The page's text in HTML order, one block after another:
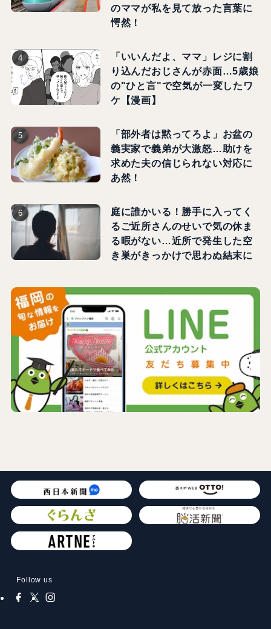
のママが私を見て放った言葉に
愕然！
「いいんだよ、ママ」レジに割
り込んだおじさんが赤面…5歳娘
の"ひと言"で空気が一変したワ
ケ【漫画】
「部外者は黙ってろよ」お盆の
義実家で義弟が大激怒…助けを
求めた夫の信じられない対応に
あ然！
庭に誰かいる！勝手に入ってく
るご近所さんのせいで気の休ま
る暇がない…近所で発生した空
き巣がきっかけで思わぬ結末に
Follow us